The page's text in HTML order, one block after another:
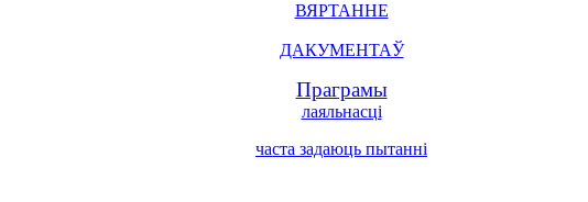
ВЯРТАННЕ
ДАКУМЕНТАЎ
Праграмы
лаяльнасці
часта задаюць пытанні